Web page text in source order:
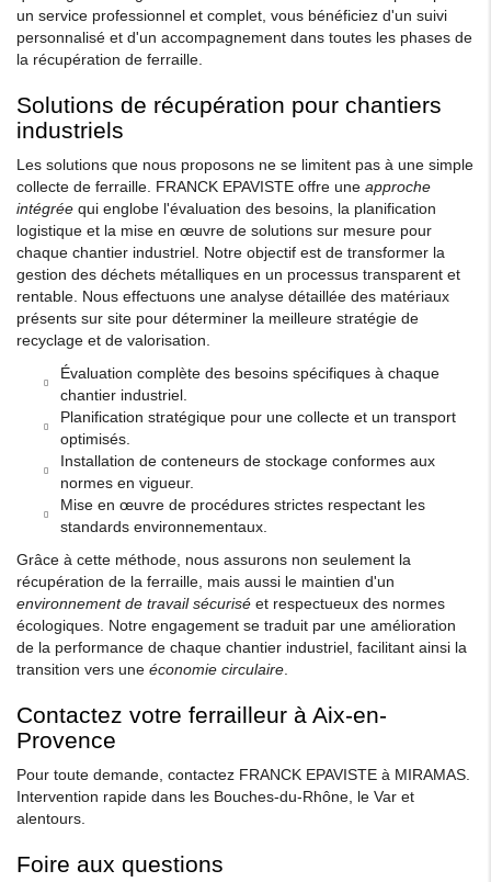
un service professionnel et complet, vous bénéficiez d'un suivi
personnalisé et d'un accompagnement dans toutes les phases de
la récupération de ferraille.
Solutions de récupération pour chantiers
industriels
Les solutions que nous proposons ne se limitent pas à une simple
collecte de ferraille. FRANCK EPAVISTE offre une approche
intégrée qui englobe l'évaluation des besoins, la planification
logistique et la mise en œuvre de solutions sur mesure pour
chaque chantier industriel. Notre objectif est de transformer la
gestion des déchets métalliques en un processus transparent et
rentable. Nous effectuons une analyse détaillée des matériaux
présents sur site pour déterminer la meilleure stratégie de
recyclage et de valorisation.
Évaluation complète des besoins spécifiques à chaque
chantier industriel.
Planification stratégique pour une collecte et un transport
optimisés.
Installation de conteneurs de stockage conformes aux
normes en vigueur.
Mise en œuvre de procédures strictes respectant les
standards environnementaux.
Grâce à cette méthode, nous assurons non seulement la
récupération de la ferraille, mais aussi le maintien d'un
environnement de travail sécurisé et respectueux des normes
écologiques. Notre engagement se traduit par une amélioration
de la performance de chaque chantier industriel, facilitant ainsi la
transition vers une économie circulaire
Contactez votre ferrailleur à Aix-en-
Provence
Pour toute demande, contactez FRANCK EPAVISTE à MIRAMAS.
Intervention rapide dans les Bouches-du-Rhône, le Var et
alentours.
Foire aux questions